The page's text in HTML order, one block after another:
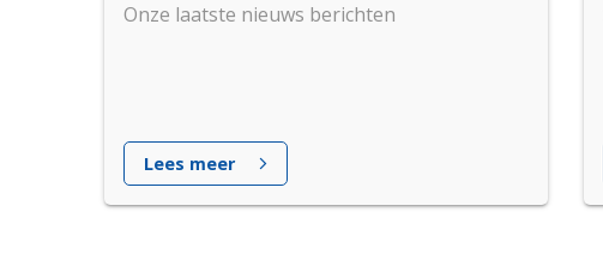
Onze laatste nieuws berichten
Lees meer